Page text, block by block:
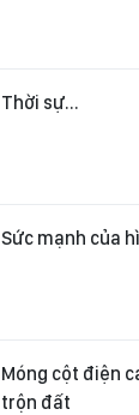
Thời sự...
Sức mạnh của
Móng cột điện
trộn đất